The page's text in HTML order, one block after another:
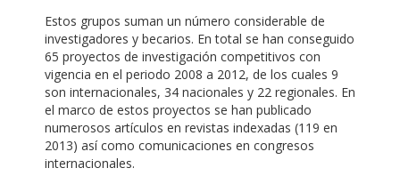
Estos grupos suman un número considerable de
investigadores y becarios. En total se han conseguido
65 proyectos de investigación competitivos con
vigencia en el periodo 2008 a 2012, de los cuales 9
son internacionales, 34 nacionales y 22 regionales. En
el marco de estos proyectos se han publicado
numerosos artículos en revistas indexadas (119 en
2013) así como comunicaciones en congresos
internacionales.